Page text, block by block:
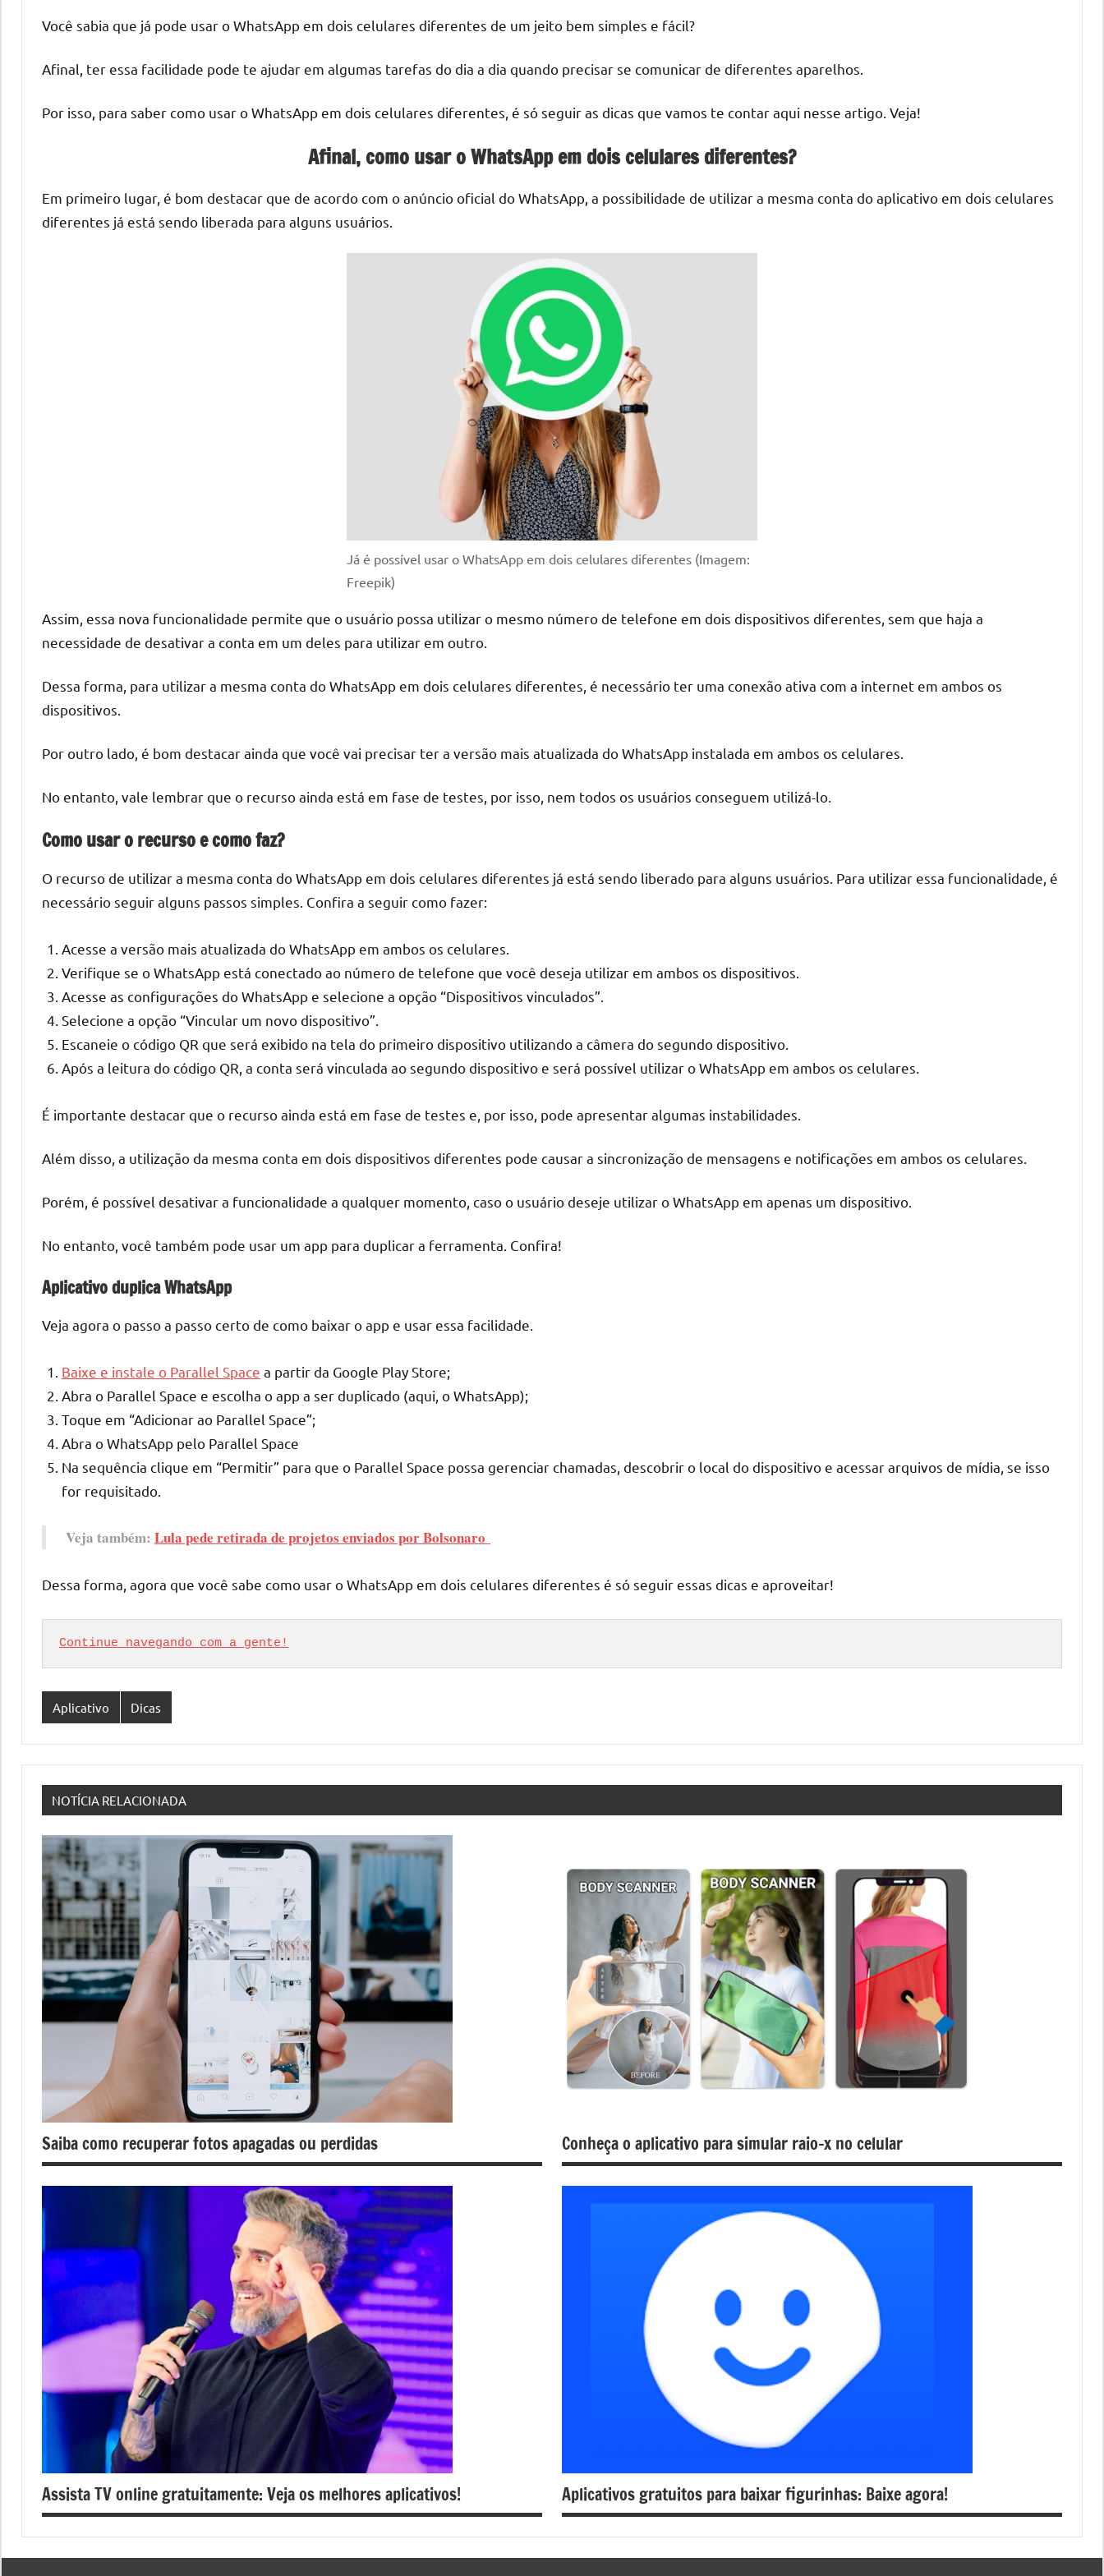
Você sabia que já pode usar o WhatsApp em dois celulares diferentes de um jeito bem simples e fácil?
Afinal, ter essa facilidade pode te ajudar em algumas tarefas do dia a dia quando precisar se comunicar de diferentes aparelhos.
Por isso, para saber como usar o WhatsApp em dois celulares diferentes, é só seguir as dicas que vamos te contar aqui nesse artigo. Veja!
Afinal, como usar o WhatsApp em dois celulares diferentes?
Em primeiro lugar, é bom destacar que de acordo com o anúncio oficial do WhatsApp, a possibilidade de utilizar a mesma conta do aplicativo em dois celulares
diferentes já está sendo liberada para alguns usuários.
Já é possível usar o WhatsApp em dois celulares diferentes (Imagem:
Freepik)
Assim, essa nova funcionalidade permite que o usuário possa utilizar o mesmo número de telefone em dois dispositivos diferentes, sem que haja a
necessidade de desativar a conta em um deles para utilizar em outro.
Dessa forma, para utilizar a mesma conta do WhatsApp em dois celulares diferentes, é necessário ter uma conexão ativa com a internet em ambos os
dispositivos.
Por outro lado, é bom destacar ainda que você vai precisar ter a versão mais atualizada do WhatsApp instalada em ambos os celulares.
No entanto, vale lembrar que o recurso ainda está em fase de testes, por isso, nem todos os usuários conseguem utilizá-lo.
Como usar o recurso e como faz?
O recurso de utilizar a mesma conta do WhatsApp em dois celulares diferentes já está sendo liberado para alguns usuários. Para utilizar essa funcionalidade, é
necessário seguir alguns passos simples. Confira a seguir como fazer:
Acesse a versão mais atualizada do WhatsApp em ambos os celulares.
Verifique se o WhatsApp está conectado ao número de telefone que você deseja utilizar em ambos os dispositivos.
Acesse as configurações do WhatsApp e selecione a opção “Dispositivos vinculados”.
Selecione a opção “Vincular um novo dispositivo”.
Escaneie o código QR que será exibido na tela do primeiro dispositivo utilizando a câmera do segundo dispositivo.
Após a leitura do código QR, a conta será vinculada ao segundo dispositivo e será possível utilizar o WhatsApp em ambos os celulares.
É importante destacar que o recurso ainda está em fase de testes e, por isso, pode apresentar algumas instabilidades.
Além disso, a utilização da mesma conta em dois dispositivos diferentes pode causar a sincronização de mensagens e notificações em ambos os celulares.
Porém, é possível desativar a funcionalidade a qualquer momento, caso o usuário deseje utilizar o WhatsApp em apenas um dispositivo.
No entanto, você também pode usar um app para duplicar a ferramenta. Confira!
Aplicativo duplica WhatsApp
Veja agora o passo a passo certo de como baixar o app e usar essa facilidade.
Baixe e instale o Parallel Space a partir da Google Play Store;
Abra o Parallel Space e escolha o app a ser duplicado (aqui, o WhatsApp);
Toque em “Adicionar ao Parallel Space”;
Abra o WhatsApp pelo Parallel Space
Na sequência clique em “Permitir” para que o Parallel Space possa gerenciar chamadas, descobrir o local do dispositivo e acessar arquivos de mídia, se isso
for requisitado.
Veja também: Lula pede retirada de projetos enviados por Bolsonaro
Dessa forma, agora que você sabe como usar o WhatsApp em dois celulares diferentes é só seguir essas dicas e aproveitar!
Continue navegando com a gente!
Aplicativo Dicas
NOTÍCIA RELACIONADA
Saiba como recuperar fotos apagadas ou perdidas Conheça o aplicativo para simular raio-x no celular
Assista TV online gratuitamente: Veja os melhores aplicativos! Aplicativos gratuitos para baixar figurinhas: Baixe agora!